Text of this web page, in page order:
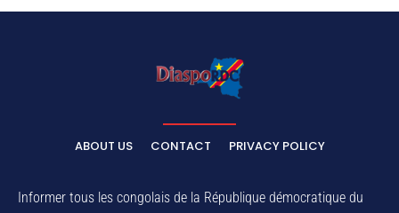
ABOUT US CONTACT PRIVACY POLICY
Informer tous les congolais de la République démocratique du